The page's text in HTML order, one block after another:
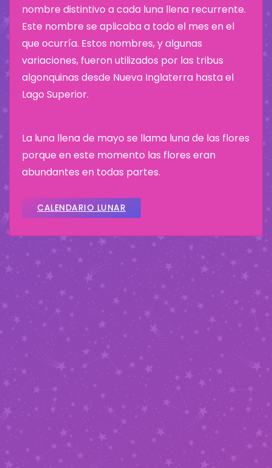
nombre distintivo a cada luna llena recurrente.
Este nombre se aplicaba a todo el mes en el
que ocurría. Estos nombres, y algunas
variaciones, fueron utilizados por las tribus
algonquinas desde Nueva Inglaterra hasta el
Lago Superior.
La luna llena de mayo se llama luna de las flores
porque en este momento las flores eran
abundantes en todas partes.
CALENDARIO LUNAR